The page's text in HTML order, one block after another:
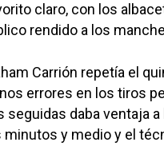
claro, con los
rendido a los
Carrión repetía el
errores en los tiros
daba ventaja
minutos y medio y el